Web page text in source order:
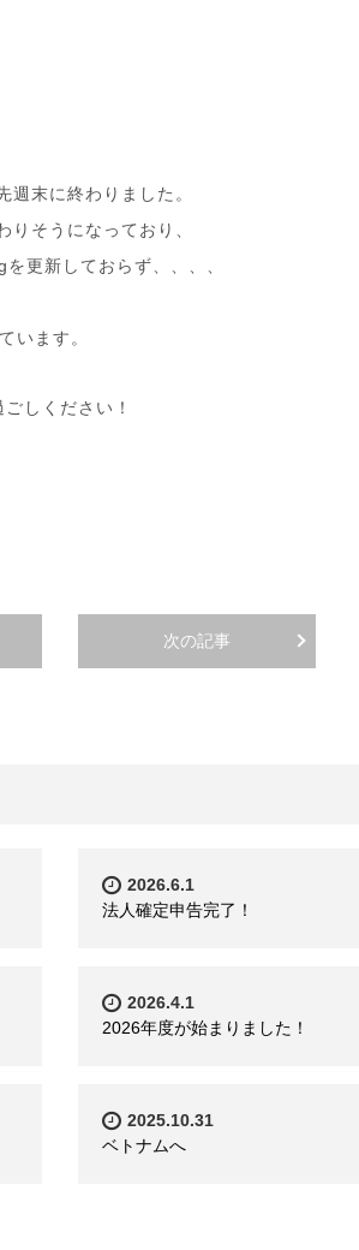
末に終わりました。
そうになっており、
更新しておらず、、、、
います。
しください！
次の記事
2026.6.1
法人確定申告完了！
2026.4.1
2026年度が始まりました！
2025.10.31
ベトナムへ